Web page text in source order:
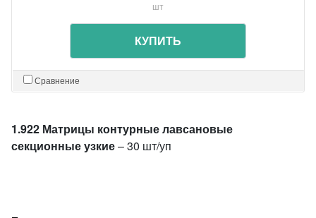
шт
КУПИТЬ
Сравнение
1.922 Матрицы контурные лавсановые
секционные узкие– 30 шт/уп